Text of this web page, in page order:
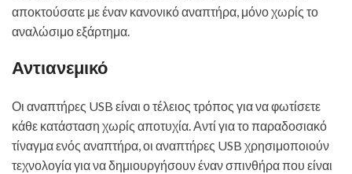
αποκτούσατε με έναν κανονικό αναπτήρα, μόνο χωρίς το
αναλώσιμο εξάρτημα.
Αντιανεμικό
Οι αναπτήρες USB είναι ο τέλειος τρόπος για να φωτίσετε
κάθε κατάσταση χωρίς αποτυχία. Αντί για το παραδοσιακό
τίναγμα ενός αναπτήρα, οι αναπτήρες USB χρησιμοποιούν
τεχνολογία για να δημιουργήσουν έναν σπινθήρα που είναι